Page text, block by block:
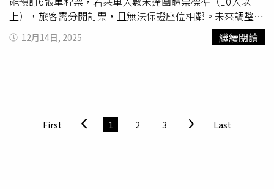
作分配表等證據，認定損失金額有所依據，判決孫男應賠償
台鐵18萬4115元。更多三立新聞網報導． 點名國民黨執政
5縣市！沈富雄「預言2026結局」：可能全失守． 圍捕張文
上），旅客需分開訂票，且無法保證座位相鄰。未來調整
後，家庭或小型旅遊團體將能一次完成訂位，提升使用便利
性。除放寬張數限制外，台鐵亦持續優化數位服務。官方
車廂限售70張車票。直達車如110、132、148、154、
194、111、127、131、143、193次列車，自由座設於第9
12月14日, 2025 繼續閱讀
First 1 2 3 Last